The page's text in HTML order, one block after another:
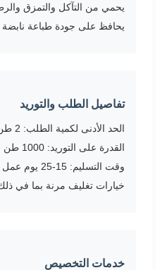
يحمي من التآكل والتمزق
يحافظ على جودة طباعة نابضة
تفاصيل الطلب والتوريد
الحد الأدنى لكمية الطلب: 2 طن (يتم قبول عرض لفة مختلط)
القدرة على التوريد: 1000 طن شهريًا
وقت التسليم: 15-25 يوم عمل
خيارات تغليف مرنة بما في
خدمات التخصيص